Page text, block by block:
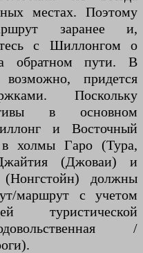
местах. Поэтому
заранее и,
с Шиллонгом о
обратном пути. В
придется
Поскольку
в основном
и Восточный
в холмы Гаро (Тура,
(Джоваи) и
должны
маршрут с учетом
туристической
/